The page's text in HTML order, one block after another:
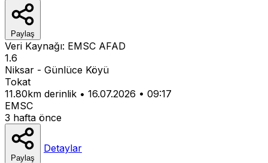
Paylaş
Veri Kaynağı: EMSC AFAD
1.6
Niksar - Günlüce Köyü
Tokat
11.80km derinlik • 16.07.2026 • 09:17
EMSC
3 hafta önce
Paylaş
Detaylar